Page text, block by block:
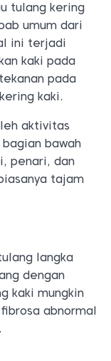
tulang kering
umum dari
ini terjadi
kaki pada
pada
kaki.
aktivitas
bawah
penari, dan
tajam
langka
dengan
kaki mungkin
abnormal